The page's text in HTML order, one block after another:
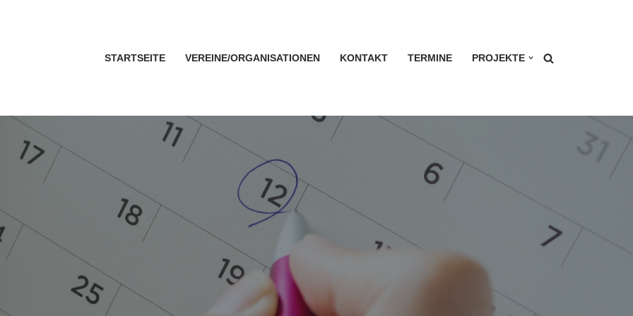
STARTSEITE VEREINE/ORGANISATIONEN KONTAKT TERMINE PROJEKTE